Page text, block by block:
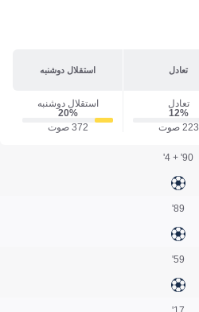
تعادل استقلال دوشنبه
تعادل
12‎%‎
223 صوت
استقلال دوشنبه
20‎%‎
372 صوت
90' + 4'
89'
59'